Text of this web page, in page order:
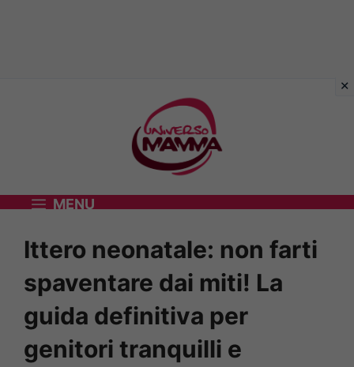
MENU
Ittero neonatale: non farti
spaventare dai miti! La
guida definitiva per
genitori tranquilli e